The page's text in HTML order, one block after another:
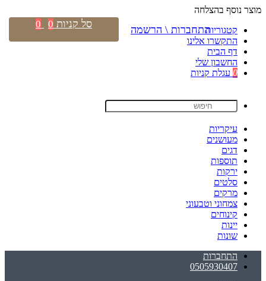
מוצר נוסף בהצלחה
קטגוריות
התקשרו אלינו
דף הבית
החשבון שלי
0 עגלת קניות
עיקריות
מעושנים
דגים
תוספות
ירקות
סלטים
מרקים
צמחוני וטבעוני
קינוחים
יינות
שונות
התחברות
0505930407
התחברות \ הרשמה סל קניות 0
0